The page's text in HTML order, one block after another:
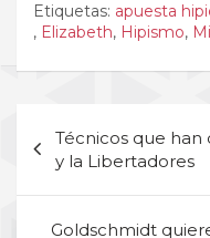
Etiquetas: apuesta
, Elizabeth, Hipismo,
de
entradas
Técnicos que
y la Libertadores
Goldschmidt